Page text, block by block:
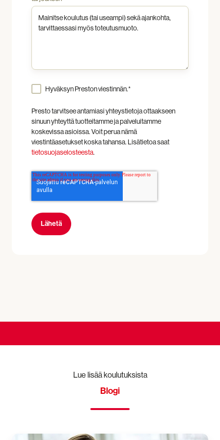
Hyväksyn Preston viestinnän.*
Presto tarvitsee antamiasi yhteystietoja ottaakseen
sinuun yhteyttä tuotteitamme ja palveluitamme
koskevissa asioissa. Voit perua nämä
viestintäasetukset koska tahansa. Lisätietoa saat
tietosuojaselosteesta.
Lue lisää koulutuksista
Blogi